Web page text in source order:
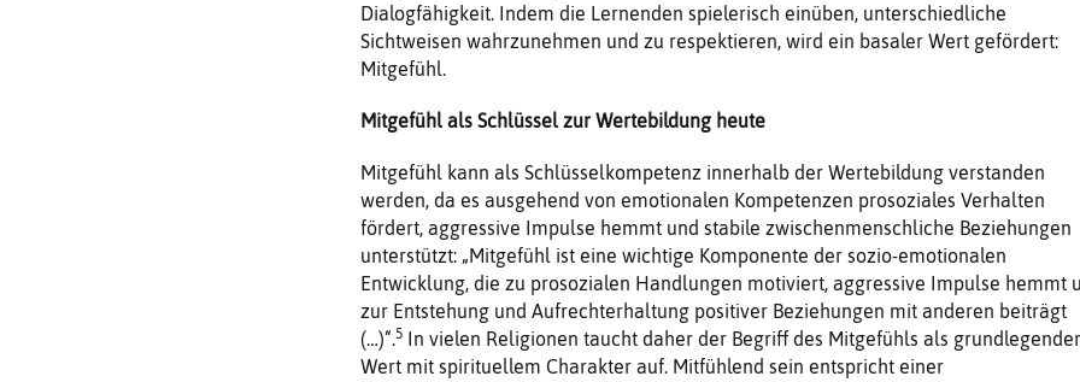
Dialogfähigkeit. Indem die Lernenden spielerisch einüben, unterschiedliche
Sichtweisen wahrzunehmen und zu respektieren, wird ein basaler Wert gefördert:
Mitgefühl.
Mitgefühl als Schlüssel zur Wertebildung heute
Mitgefühl kann als Schlüsselkompetenz innerhalb der Wertebildung verstanden
werden, da es ausgehend von emotionalen Kompetenzen prosoziales Verhalten
fördert, aggressive Impulse hemmt und stabile zwischenmenschliche Beziehungen
unterstützt: „Mitgefühl ist eine wichtige Komponente der sozio-emotionalen
Entwicklung, die zu prosozialen Handlungen motiviert, aggressive Impulse hemmt
zur Entstehung und Aufrechterhaltung positiver Beziehungen mit anderen beiträgt
(…)“.5In vielen Religionen taucht daher der Begriff des Mitgefühls als grundlegender
Wert mit spirituellem Charakter auf. Mitfühlend sein entspricht einer